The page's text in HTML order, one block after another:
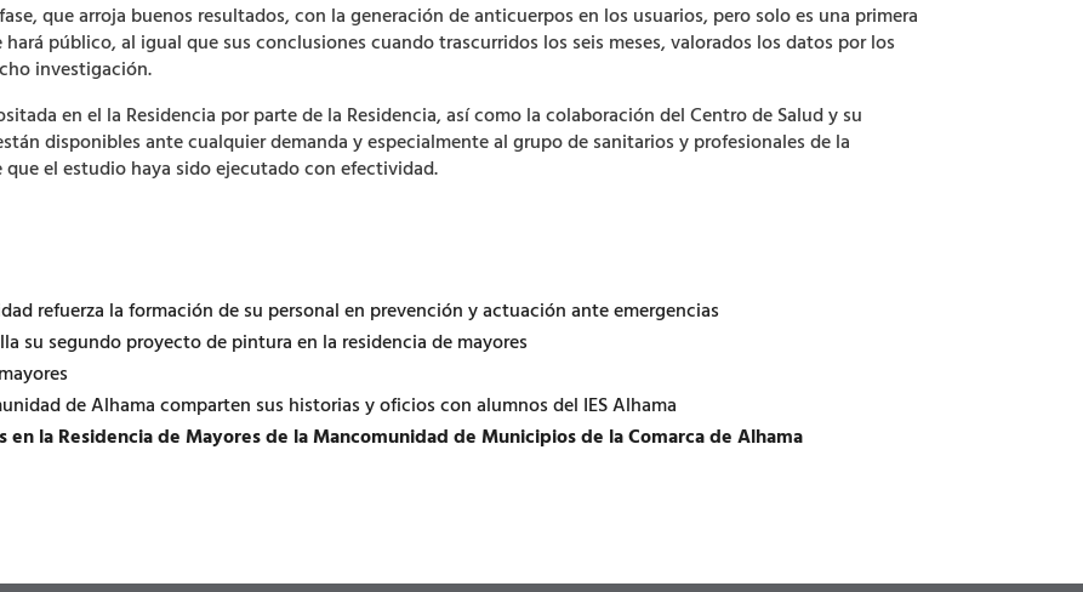
que arroja buenos resultados, con la generación de anticuerpos en los usuarios, pero solo es una primera
público, al igual que sus conclusiones cuando trascurridos los seis meses, valorados los datos por los
investigación.
en el la Residencia por parte de la Residencia, así como la colaboración del Centro de Salud y su
disponibles ante cualquier demanda y especialmente al grupo de sanitarios y profesionales de la
el estudio haya sido ejecutado con efectividad.
refuerza la formación de su personal en prevención y actuación ante emergencias
su segundo proyecto de pintura en la residencia de mayores
de Alhama comparten sus historias y oficios con alumnos del IES Alhama
en la Residencia de Mayores de la Mancomunidad de Municipios de la Comarca de Alhama